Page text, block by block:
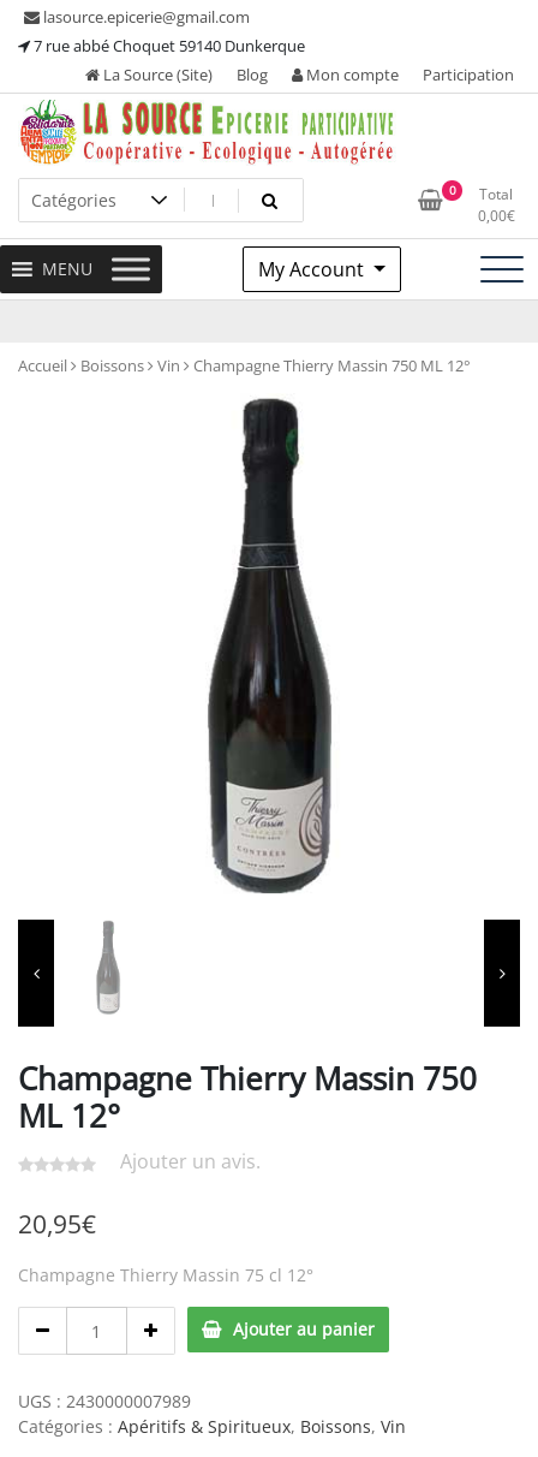
Skip lasource.epicerie@gmail.com
7 rue abbé Choquet 59140 Dunkerque
La Source (Site)
Blog Mon compte Participation
La Source – Epicerie
Participative
Ou tous les adhérents sont propriétaires et participent à la
maintenance de leur épicerie!
0
Total
0,00€
MENU My Account
Accueil Boissons Vin Champagne Thierry Massin 750 ML 12°
Champagne Thierry Massin 750
ML 12°
Ajouter un avis.
20,95€
Champagne Thierry Massin 75 cl 12°
Champagne
Thierry
750
ML
Ajouter au panier
UGS : 2430000007989
Catégories : Apéritifs & Spiritueux, Boissons, Vin